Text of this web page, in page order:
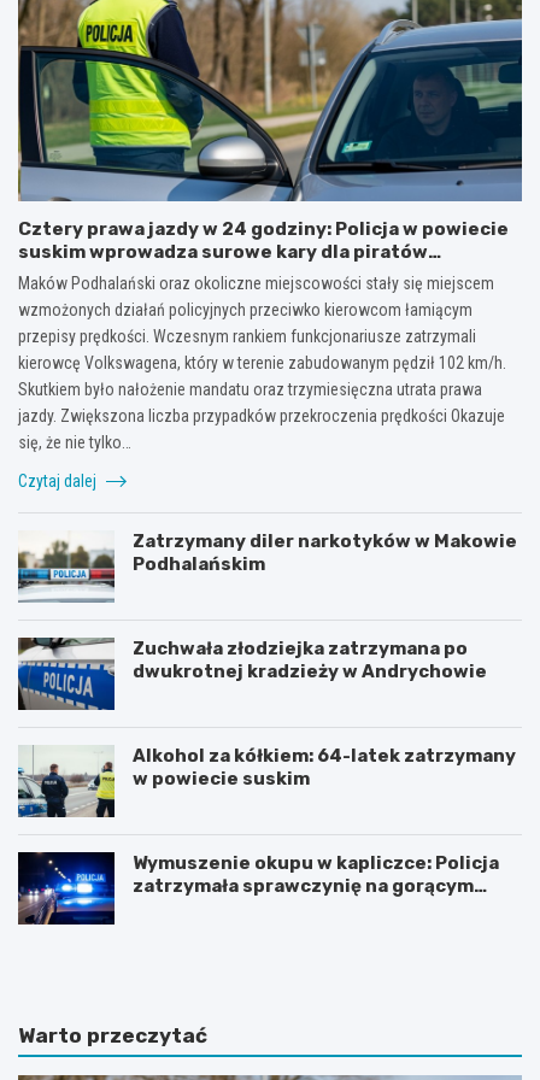
Cztery prawa jazdy w 24 godziny: Policja w powiecie
suskim wprowadza surowe kary dla piratów
drogowych!
Maków Podhalański oraz okoliczne miejscowości stały się miejscem
wzmożonych działań policyjnych przeciwko kierowcom łamiącym
przepisy prędkości. Wczesnym rankiem funkcjonariusze zatrzymali
kierowcę Volkswagena, który w terenie zabudowanym pędził 102 km/h.
Skutkiem było nałożenie mandatu oraz trzymiesięczna utrata prawa
jazdy. Zwiększona liczba przypadków przekroczenia prędkości Okazuje
się, że nie tylko…
Czytaj dalej
Zatrzymany diler narkotyków w Makowie
Podhalańskim
Zuchwała złodziejka zatrzymana po
dwukrotnej kradzieży w Andrychowie
Alkohol za kółkiem: 64-latek zatrzymany
w powiecie suskim
Wymuszenie okupu w kapliczce: Policja
zatrzymała sprawczynię na gorącym
Z
n
y
Z
s
k
Warto przeczytać